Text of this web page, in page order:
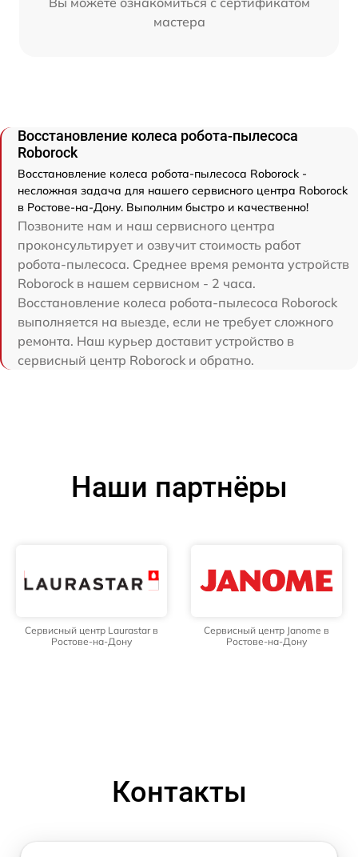
мастера
Восстановление колеса робота-пылесоса
Roborock
Восстановление колеса робота-пылесоса Roborock -
несложная задача для нашего сервисного центра Roborock
в Ростове-на-Дону. Выполним быстро и качественно!
Позвоните нам и наш сервисного центра
проконсультирует и озвучит стоимость работ
робота-пылесоса. Среднее время ремонта устройств
Roborock в нашем сервисном - 2 часа.
Восстановление колеса робота-пылесоса Roborock
выполняется на выезде, если не требует сложного
ремонта. Наш курьер доставит устройство в
сервисный центр Roborock и обратно.
Наши партнёры
Сервисный центр Laurastar в
Ростове-на-Дону
Сервисный центр Janome в
Ростове-на-Дону
Контакты